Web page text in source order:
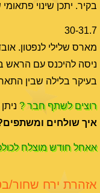
בקיר. יתכן שינוי
30-31.7
מארס שלילי לנפטון.
ניסה להיכנס עם הראש
בעיקר בלילה שבין
רוצים לשתף חבר ?
איך שולחים
אאחל חודש מוצלח
אזהרת ירח שחור/